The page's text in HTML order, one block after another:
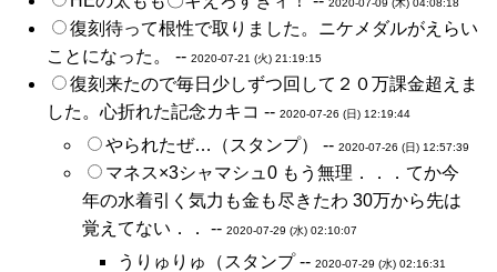
2020-07-09 (木) 04:08:18
復刻待って根性で取りました。ニケメダルがえらい
ことになった。 -- 2020-07-21 (火) 21:19:15
復刻来たので毎日少しずつ回して２０万課金超えま
した。心折れた記念カキコ -- 2020-07-26 (日) 12:19:44
やられたぜ…（スタンプ） -- 2020-07-26 (日) 12:57:39
マネス×3シャマシュ0 もう無理．．．てか今
年の水着引く気力も金も尽きたわ 30万から先は
覚えてない．． -- 2020-07-29 (水) 02:10:07
うりゅりゅ（スタンプ -- 2020-07-29 (水) 02:16:31